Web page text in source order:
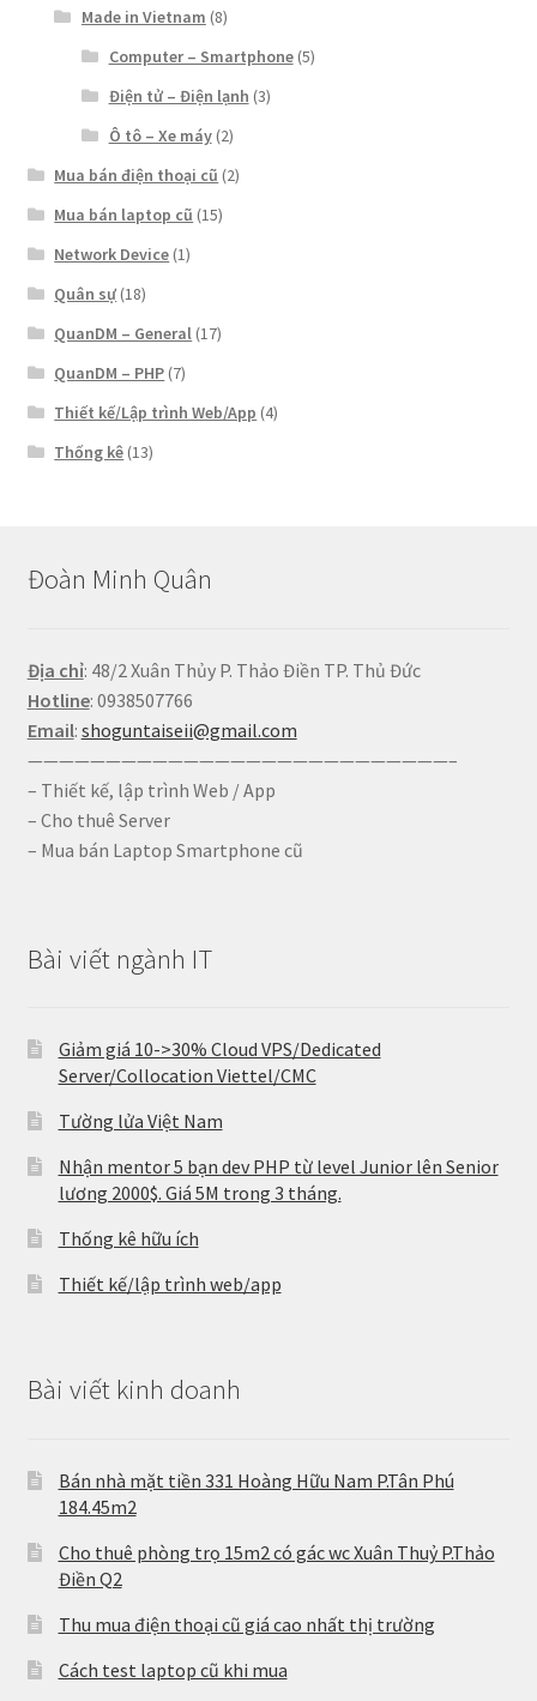
Made in Vietnam (8)
Computer – Smartphone(5)
Điện tử – Điện lạnh (3)
Ô tô – Xe máy(2)
Mua bán điện thoại cũ (2)
Mua bán laptop cũ (15)
Network Device (1)
Quân sự (18)
QuanDM – General (17)
QuanDM – PHP (7)
Thiết kế/Lập trình Web/App (4)
Thống kê (13)
Đoàn Minh Quân
Địa chỉ: 48/2 Xuân Thủy P. Thảo Điền TP. Thủ Đức
Hotline: 0938507766
Email: shoguntaiseii@gmail.com
———————————————————————————–
– Thiết kế, lập trình Web / App
– Cho thuê Server
– Mua bán Laptop Smartphone cũ
Bài viết ngành IT
Giảm giá 10->30% Cloud VPS/Dedicated
Server/Collocation Viettel/CMC
Tường lửa Việt Nam
Nhận mentor 5 bạn dev PHP từ level Junior lên Senior
lương 2000$. Giá 5M trong 3 tháng.
Thống kê hữu ích
Thiết kế/lập trình web/app
Bài viết kinh doanh
Bán nhà mặt tiền 331 Hoàng Hữu Nam P.Tân Phú
184.45m2
Cho thuê phòng trọ 15m2 có gác wc Xuân Thuỷ P.Thảo
Điền Q2
Thu mua điện thoại cũ giá cao nhất thị trường
Cách test laptop cũ khi mua